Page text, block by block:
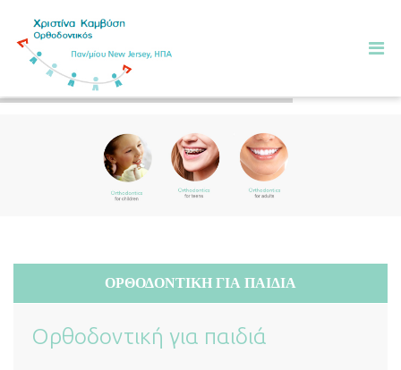
ΟΡΘΟΔΟΝΤΙΚΉ ΓΙΑ ΠΑΙΔΙΆ
Ορθοδοντική για παιδιά